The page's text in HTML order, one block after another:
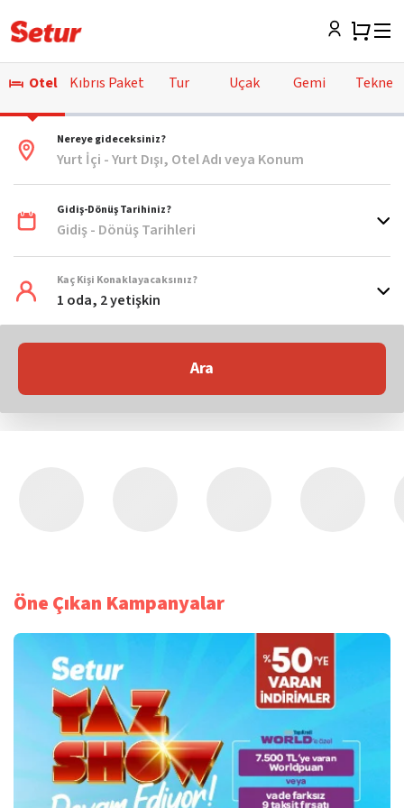
Otel Kıbrıs Paket Tur Uçak Gemi Tekne
Nereye gideceksiniz?
Yurt İçi - Yurt Dışı, Otel Adı veya Konum
Gidiş-Dönüş Tarihiniz?
Gidiş - Dönüş Tarihleri
Kaç Kişi Konaklayacaksınız?
1 oda, 2 yetişkin
Ara
Öne Çıkan Kampanyalar